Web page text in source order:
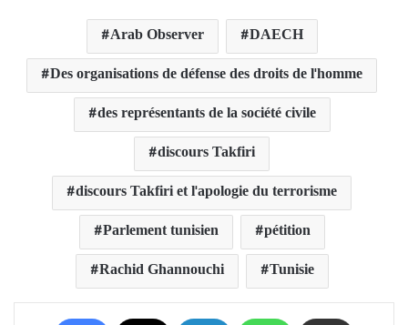
Arab Observer
DAECH
Des organisations de défense des droits de l'homme
des représentants de la société civile
discours Takfiri
discours Takfiri et l'apologie du terrorisme
Parlement tunisien
pétition
Rachid Ghannouchi
Tunisie